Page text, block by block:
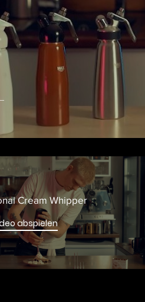
Cream Whipper
abspielen